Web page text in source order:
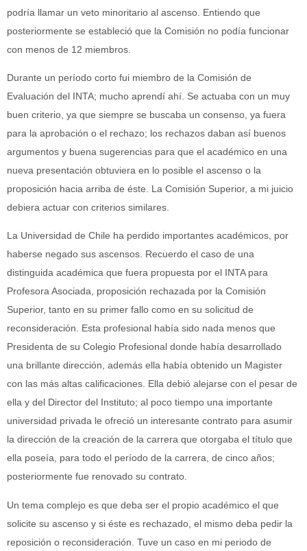
podría llamar un veto minoritario al ascenso. Entiendo que
posteriormente se estableció que la Comisión no podía funcionar
con menos de 12 miembros.
Durante un período corto fui miembro de la Comisión de
Evaluación del INTA; mucho aprendí ahí. Se actuaba con un muy
buen criterio, ya que siempre se buscaba un consenso, ya fuera
para la aprobación o el rechazo; los rechazos daban así buenos
argumentos y buena sugerencias para que el académico en una
nueva presentación obtuviera en lo posible el ascenso o la
proposición hacia arriba de éste. La Comisión Superior, a mi juicio
debiera actuar con criterios similares.
La Universidad de Chile ha perdido importantes académicos, por
haberse negado sus ascensos. Recuerdo el caso de una
distinguida académica que fuera propuesta por el INTA para
Profesora Asociada, proposición rechazada por la Comisión
Superior, tanto en su primer fallo como en su solicitud de
reconsideración. Esta profesional había sido nada menos que
Presidenta de su Colegio Profesional donde había desarrollado
una brillante dirección, además ella había obtenido un Magister
con las más altas calificaciones. Ella debió alejarse con el pesar de
ella y del Director del Instituto; al poco tiempo una importante
universidad privada le ofreció un interesante contrato para asumir
la dirección de la creación de la carrera que otorgaba el título que
ella poseía, para todo el período de la carrera, de cinco años;
posteriormente fue renovado su contrato.
Un tema complejo es que deba ser el propio académico el que
solicite su ascenso y si éste es rechazado, el mismo deba pedir la
reposición o reconsideración. Tuve un caso en mi periodo de